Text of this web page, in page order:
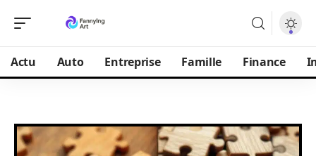
Actu Auto Entreprise Famille Finance